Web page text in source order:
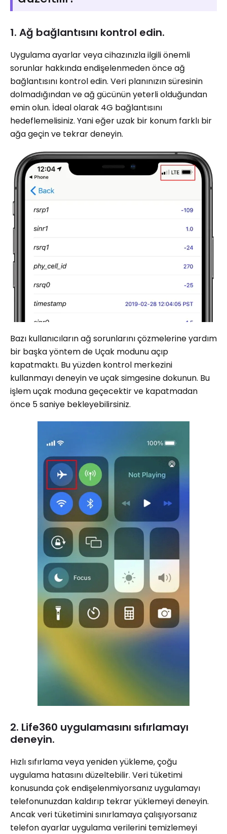
1. Ağ bağlantısını kontrol edin.
Uygulama ayarlar veya cihazınızla ilgili önemli
sorunlar hakkında endişelenmeden önce ağ
bağlantısını kontrol edin. Veri planınızın süresinin
dolmadığından ve ağ gücünün yeterli olduğundan
emin olun. İdeal olarak 4G bağlantısını
hedeflemelisiniz. Yani eğer uzak bir konum farklı bir
ağa geçin ve tekrar deneyin.
Bazı kullanıcıların ağ sorunlarını çözmelerine yardım
bir başka yöntem de Uçak modunu açıp
kapatmaktı. Bu yüzden kontrol merkezini
kullanmayı deneyin ve uçak simgesine dokunun. Bu
işlem uçak moduna geçecektir ve kapatmadan
önce 5 saniye bekleyebilirsiniz.
2. Life360 uygulamasını sıfırlamayı
deneyin.
Hızlı sıfırlama veya yeniden yükleme, çoğu
uygulama hatasını düzeltebilir. Veri tüketimi
konusunda çok endişelenmiyorsanız uygulamayı
telefonunuzdan kaldırıp tekrar yüklemeyi deneyin.
Ancak veri tüketimini sınırlamaya çalışıyorsanız
telefon ayarlar uygulama verilerini temizlemeyi